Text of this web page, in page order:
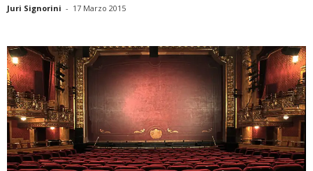
Juri Signorini - 17 Marzo 2015